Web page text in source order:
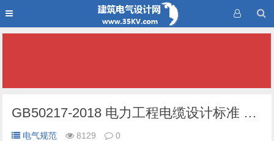
GB50217-2018 电力工程电缆设计标准 PDF下载
电气规范 8129
0